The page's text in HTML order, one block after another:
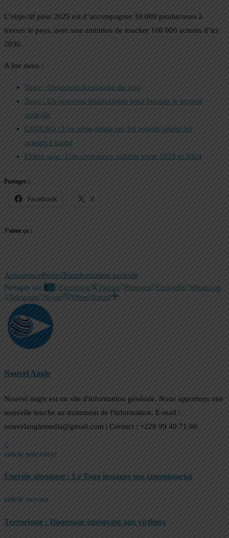
L’objectif pour 2025 est d’accompagner 10 000 producteurs à
travers le pays, avec une ambition de toucher 100 000 acteurs d’ici
2030.
A lire aussi :
Togo : Ouverture du marché du soja
Togo : Un nouveau financement pour booster le secteur
agricole
CEDEAO : Une table-ronde sur les engrais réunit les
acteurs à Lomé
Filière soja : Une croissance notable entre 2018 et 2024
Partager :
Facebook X
J’aime ça :
ActuagencePostesTransformation agricole
Partager sur 0 Facebook Twitter Pinterest Linkedin
Whatsapp
Telegram
Skype Viber Email
Nouvel Angle
Nouvel angle est un site d'information générale. Nous apportons une
nouvelle touche au traitement de l'information. E-mail :
nouvelanglemedia@gmail.com | Contact : +228 99 40 71 60
article précédent
Énergie atomique : Le Togo instaure son commissariat
article suivant
Terrorisme : Hommage émouvant aux victimes